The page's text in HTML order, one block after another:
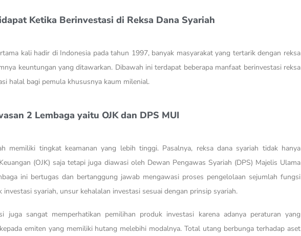
Ketika Berinvestasi di Reksa Dana Syariah
kali hadir di Indonesia pada tahun 1997, banyak masyarakat yang tertarik dengan reksa
keuntungan yang ditawarkan. Dibawah ini terdapat beberapa manfaat berinvestasi reksa
halal bagi pemula khususnya kaum milenial.
2 Lembaga yaitu OJK dan DPS MUI
memiliki tingkat keamanan yang lebih tinggi. Pasalnya, reksa dana syariah tidak hanya
(OJK) saja tetapi juga diawasi oleh Dewan Pengawas Syariah (DPS) Majelis Ulama
ini bertugas dan bertanggung jawab mengawasi proses pengelolaan sejumlah fungsi
investasi syariah, unsur kehalalan investasi sesuai dengan prinsip syariah.
juga sangat memperhatikan pemilihan produk investasi karena adanya peraturan yang
emiten yang memiliki hutang melebihi modalnya. Total utang berbunga terhadap aset